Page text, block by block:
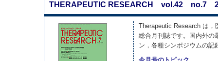
THERAPEUTIC RESEARCH vol.42 no.7
Therapeutic Research は
総合月刊誌です。国内外の
ン，各種シンポジウムの記